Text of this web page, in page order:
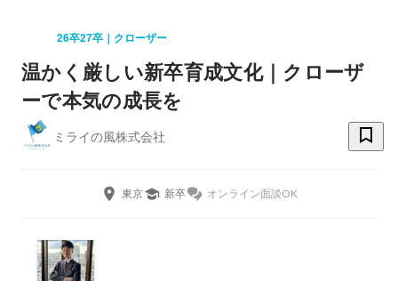
26卒27卒｜クローザー
温かく厳しい新卒育成文化｜クローザ
ーで本気の成長を
ミライの風株式会社
東京 新卒 オンライン面談OK